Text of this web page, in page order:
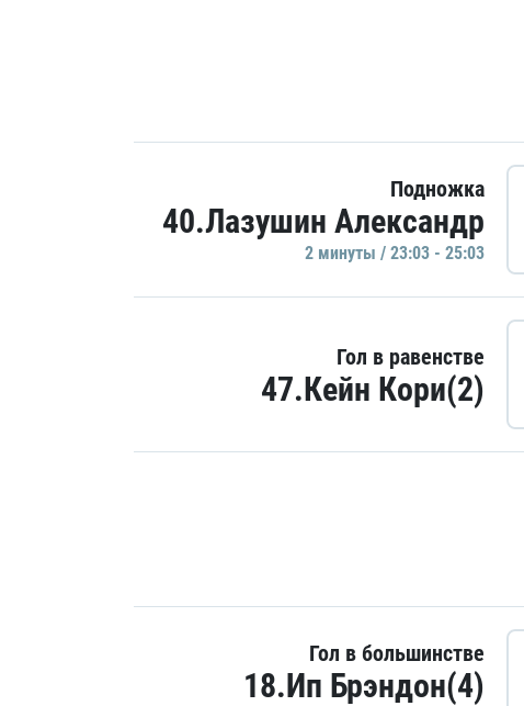
Подножка
40.Лазушин Александр
2 минуты / 23:03 - 25:03
Гол в равенстве
47.Кейн Кори(2)
Гол в большинстве
18.Ип Брэндон(4)